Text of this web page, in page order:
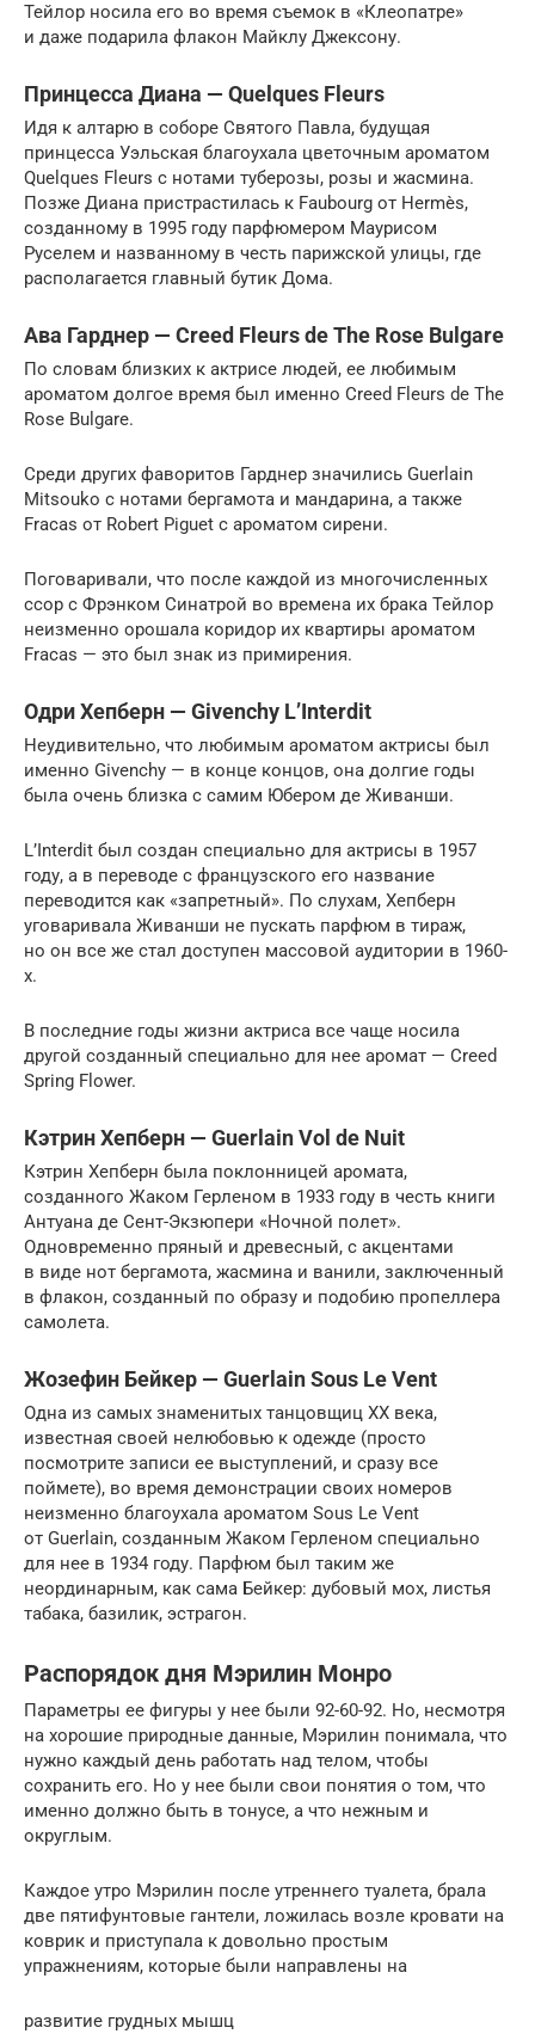
Тейлор носила его во время съемок в «Клеопатре»
и даже подарила флакон Майклу Джексону.
Принцесса Диана — Quelques Fleurs
Идя к алтарю в соборе Святого Павла, будущая
принцесса Уэльская благоухала цветочным ароматом
Quelques Fleurs с нотами туберозы, розы и жасмина.
Позже Диана пристрастилась к Faubourg от Hermès,
созданному в 1995 году парфюмером Маурисом
Руселем и названному в честь парижской улицы, где
располагается главный бутик Дома.
Ава Гарднер — Creed Fleurs de The Rose Bulgare
По словам близких к актрисе людей, ее любимым
ароматом долгое время был именно Creed Fleurs de The
Rose Bulgare.
Среди других фаворитов Гарднер значились Guerlain
Mitsouko с нотами бергамота и мандарина, а также
Fracas от Robert Piguet с ароматом сирени.
Поговаривали, что после каждой из многочисленных
ссор с Фрэнком Синатрой во времена их брака Тейлор
неизменно орошала коридор их квартиры ароматом
Fracas — это был знак из примирения.
Одри Хепберн — Givenchy L’Interdit
Неудивительно, что любимым ароматом актрисы был
именно Givenchy — в конце концов, она долгие годы
была очень близка с самим Юбером де Живанши.
L’Interdit был создан специально для актрисы в 1957
году, а в переводе с французского его название
переводится как «запретный». По слухам, Хепберн
уговаривала Живанши не пускать парфюм в тираж,
но он все же стал доступен массовой аудитории в 1960-
х.
В последние годы жизни актриса все чаще носила
другой созданный специально для нее аромат — Creed
Spring Flower.
Кэтрин Хепберн — Guerlain Vol de Nuit
Кэтрин Хепберн была поклонницей аромата,
созданного Жаком Герленом в 1933 году в честь книги
Антуана де Сент-Экзюпери «Ночной полет».
Одновременно пряный и древесный, с акцентами
в виде нот бергамота, жасмина и ванили, заключенный
в флакон, созданный по образу и подобию пропеллера
самолета.
Жозефин Бейкер — Guerlain Sous Le Vent
Одна из самых знаменитых танцовщиц XX века,
известная своей нелюбовью к одежде (просто
посмотрите записи ее выступлений, и сразу все
поймете), во время демонстрации своих номеров
неизменно благоухала ароматом Sous Le Vent
от Guerlain, созданным Жаком Герленом специально
для нее в 1934 году. Парфюм был таким же
неординарным, как сама Бейкер: дубовый мох, листья
табака, базилик, эстрагон.
Распорядок дня Мэрилин Монро
Параметры ее фигуры у нее были 92-60-92. Но, несмотря
на хорошие природные данные, Мэрилин понимала, что
нужно каждый день работать над телом, чтобы
сохранить его. Но у нее были свои понятия о том, что
именно должно быть в тонусе, а что нежным и
округлым.
Каждое утро Мэрилин после утреннего туалета, брала
две пятифунтовые гантели, ложилась возле кровати на
коврик и приступала к довольно простым
упражнениям, которые были направлены на
развитие грудных мышц